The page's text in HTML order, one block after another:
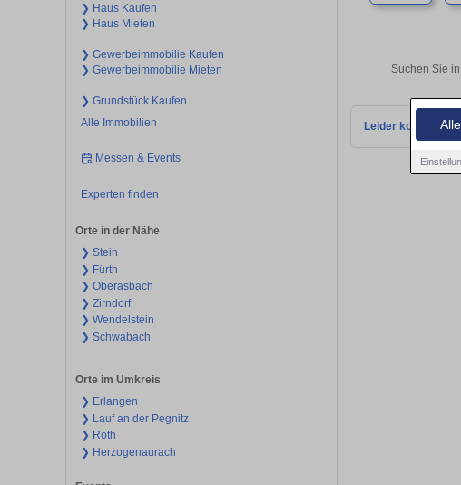
❯ Haus Kaufen
❯ Haus Mieten
❯ Gewerbeimmobilie Kaufen
❯ Gewerbeimmobilie Mieten
❯ Grundstück Kaufen
Alle Immobilien
Messen & Events
Experten finden
Orte in der Nähe
❯ Stein
❯ Fürth
❯ Oberasbach
❯ Zirndorf
❯ Wendelstein
❯ Schwabach
Orte im Umkreis
❯ Erlangen
❯ Lauf an der Pegnitz
❯ Roth
❯ Herzogenaurach
Suchen Sie
Leider konnten